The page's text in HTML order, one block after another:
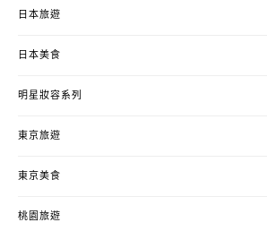
日本旅遊
日本美食
明星妝容系列
東京旅遊
東京美食
桃園旅遊